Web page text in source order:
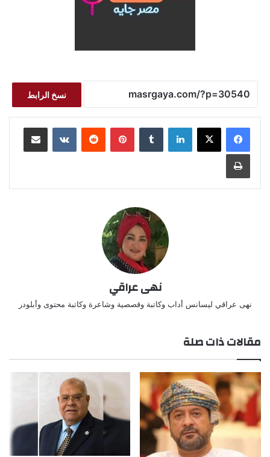
نسخ الرابط
لينكدإن بينتيريست مشاركة عبر البريد
طباعة
نهى عراقي
نهى عراقي ليسانس أداب وكاتبة وقصصية وشاعرة وكاتبة محتوى وأبلودر
مقالات ذات صلة